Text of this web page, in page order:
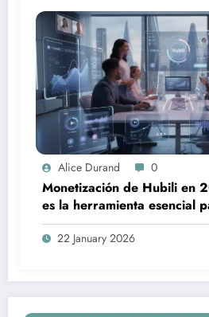
Alice Durand 0
Monetización de Hubili en
es la herramienta esencial
creadores
22 January 2026